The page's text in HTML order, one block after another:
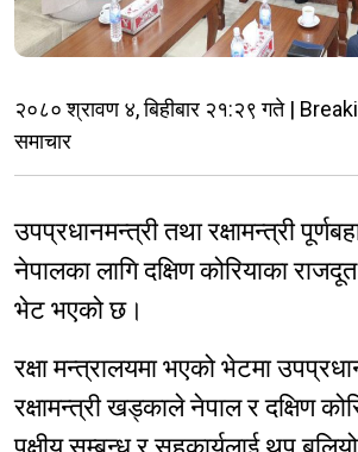
२०८० श्रावण ४, बिहीबार २१:२९ गते |
समाचार
उपप्रधानमन्त्री तथा रक्षामन्त्री
नेपालका लागि दक्षिण कोरियाका
भेट भएको छ।
रक्षा मन्त्रालयमा भएको भेटमा
रक्षामन्त्री खड्काले नेपाल र दक्षिण